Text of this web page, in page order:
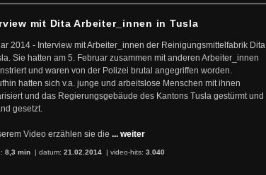
mit Dita Arbeiter_innen in Tusla
2014 - Interview mit Arbeiter_innen der Reinigungsmittelfabrik Dita
Sie hatten am 5. Februar zusammen mit anderen Arbeiter_innen
und waren von der Polizei brutal angegriffen worden.
hatten sich v.a. junge und arbeitslose Menschen mit ihnen
und das Regierungsgebäude des Kantons Tusla gestürmt und
gesetzt.
Video erzählen sie die ... weiter
8,3 min | datum: 21.02.2014 | video-hits: 3.040